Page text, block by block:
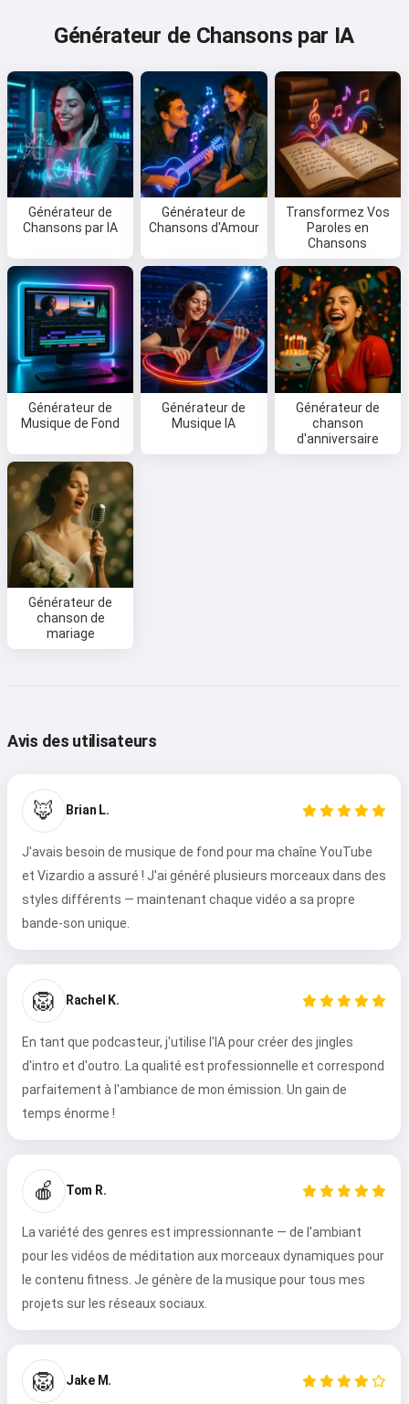
Générateur de Chansons par IA
Générateur de
Chansons par IA
Générateur de
Chansons d'Amour
Transformez Vos
Paroles en
Chansons
Générateur de
Musique de Fond
Générateur de
Musique IA
Générateur de
chanson
d'anniversaire
Générateur de
chanson de
mariage
Avis des utilisateurs
🦊 Brian L.
J'avais besoin de musique de fond pour ma chaîne YouTube
et Vizardio a assuré ! J'ai généré plusieurs morceaux dans des
styles différents — maintenant chaque vidéo a sa propre
bande-son unique.
🦁 Rachel K.
En tant que podcasteur, j'utilise l'IA pour créer des jingles
d'intro et d'outro. La qualité est professionnelle et correspond
parfaitement à l'ambiance de mon émission. Un gain de
temps énorme !
🍎 Tom R.
La variété des genres est impressionnante — de l'ambiant
pour les vidéos de méditation aux morceaux dynamiques pour
le contenu fitness. Je génère de la musique pour tous mes
projets sur les réseaux sociaux.
🦁 Jake M.
Je peux créer des chansons, écrire